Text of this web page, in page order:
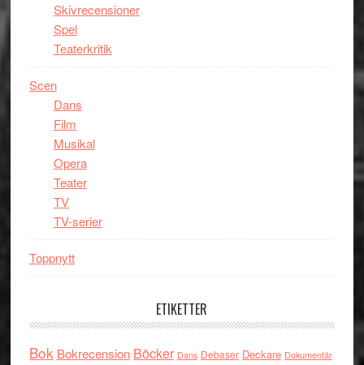
Skivrecensioner
Spel
Teaterkritik
Scen
Dans
Film
Musikal
Opera
Teater
TV
TV-serier
Toppnytt
ETIKETTER
Bok Bokrecension Böcker Dans Debaser Deckare Dokumentär